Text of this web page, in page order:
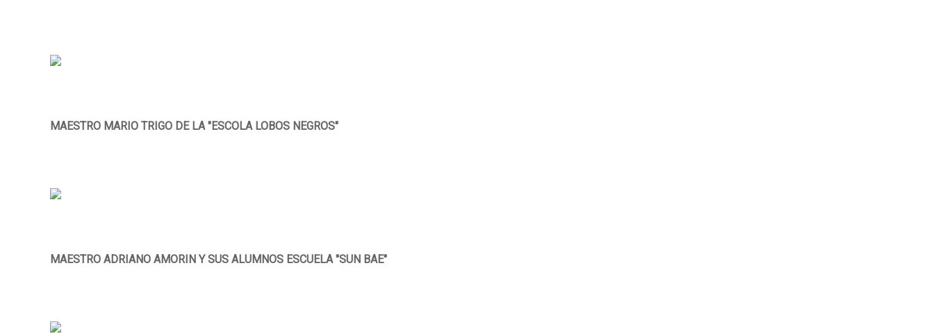
MAESTRO MARIO TRIGO DE LA "ESCOLA LOBOS NEGROS"
MAESTRO ADRIANO AMORIN Y SUS ALUMNOS ESCUELA "SUN BAE"